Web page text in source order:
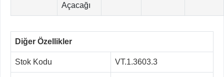
Açacağı
Diğer Özellikler
Stok Kodu VT.1.3603.3